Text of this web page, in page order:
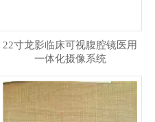
22寸龙影临床可视腹腔镜医用
一体化摄像系统